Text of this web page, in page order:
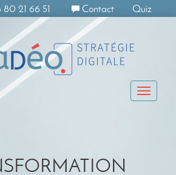
Contact Quiz
80 21 66 51
Toggle